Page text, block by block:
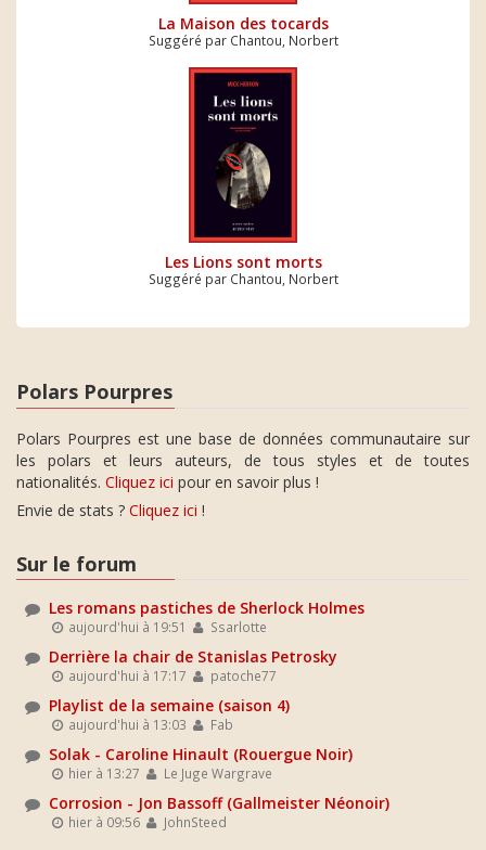
La Maison des tocards
Suggéré par Chantou, Norbert
Les Lions sont morts
Suggéré par Chantou, Norbert
Polars Pourpres
Polars Pourpres est une base de données communautaire sur
les polars et leurs auteurs, de tous styles et de toutes
nationalités. Cliquez ici pour en savoir plus !
Envie de stats ? Cliquez ici !
Sur le forum
Les romans pastiches de Sherlock Holmes
aujourd'hui à 19:51 Ssarlotte
Derrière la chair de Stanislas Petrosky
aujourd'hui à 17:17 patoche77
Playlist de la semaine (saison 4)
aujourd'hui à 13:03 Fab
Solak - Caroline Hinault (Rouergue Noir)
hier à 13:27 Le Juge Wargrave
Corrosion - Jon Bassoff (Gallmeister Néonoir)
hier à 09:56 JohnSteed